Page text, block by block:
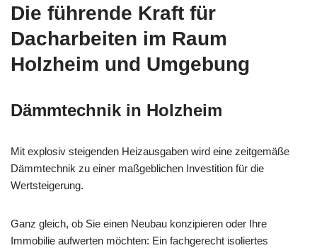
Die führende Kraft für
Dacharbeiten im Raum
Holzheim und Umgebung
Dämmtechnik in Holzheim
Mit explosiv steigenden Heizausgaben wird eine zeitgemäße
Dämmtechnik zu einer maßgeblichen Investition für die
Wertsteigerung.
Ganz gleich, ob Sie einen Neubau konzipieren oder Ihre
Immobilie aufwerten möchten: Ein fachgerecht isoliertes